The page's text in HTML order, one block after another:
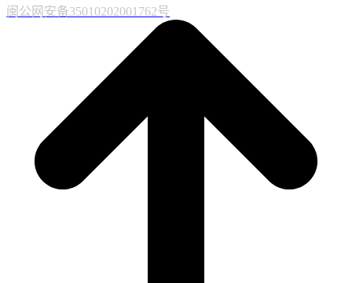
闽公网安备35010202001762号